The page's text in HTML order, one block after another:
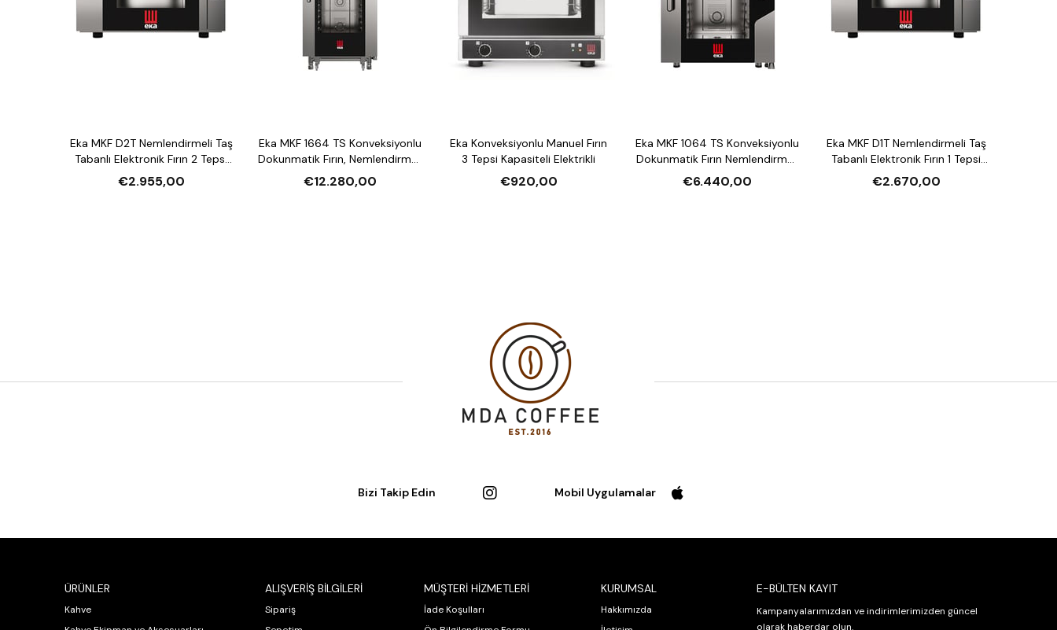
Eka MKF D2T Nemlendirmeli Taş
Tabanlı Elektronik Fırın 2 Tepsi
Kapasiteli Elektrikli
€2.955,00
Eka MKF 1664 TS Konveksiyonlu
Dokunmatik Fırın, Nemlendirmeli
16 Tepsi Kapasiteli Elektrikli
€12.280,00
Eka Konveksiyonlu Manuel Fırın
3 Tepsi Kapasiteli Elektrikli
€920,00
Eka MKF 1064 TS Konveksiyonlu
Dokunmatik Fırın Nemlendirmeli
10 Tepsi Kapasiteli Elektrikli
€6.440,00
Eka MKF D1T Nemlendirmeli Taş
Tabanlı Elektronik Fırın 1 Tepsi
Kapasiteli Elektrikli
€2.670,00
Bizi Takip Edin Mobil Uygulamalar
ÜRÜNLER
Kahve
ALIŞVERİŞ BİLGİLERİ
Sipariş
MÜŞTERİ HİZMETLERİ
İade Koşulları
KURUMSAL
Hakkımızda
E-BÜLTEN KAYIT
Kampanyalarımızdan ve indirimlerimizden güncel
olarak haberdar olun.